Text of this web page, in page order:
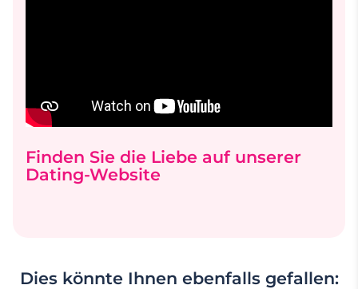
Finden Sie die Liebe auf unserer
Dating-Website
Dies könnte Ihnen ebenfalls gefallen: